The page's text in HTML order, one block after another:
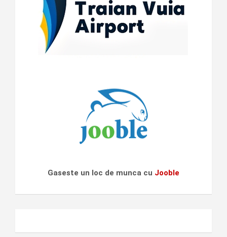
Gaseste un loc de munca cu Jooble